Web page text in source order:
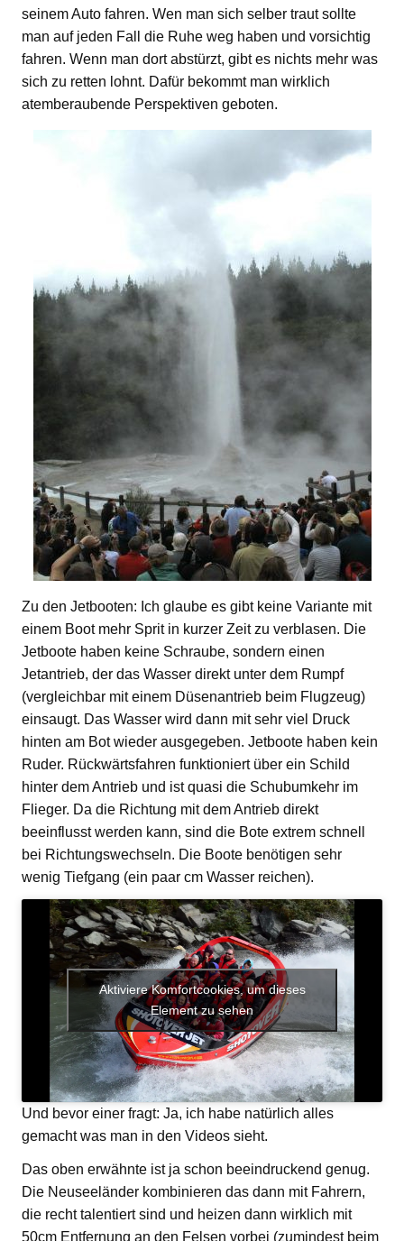
seinem Auto fahren. Wen man sich selber traut sollte
man auf jeden Fall die Ruhe weg haben und vorsichtig
fahren. Wenn man dort abstürzt, gibt es nichts mehr was
sich zu retten lohnt. Dafür bekommt man wirklich
atemberaubende Perspektiven geboten.
Zu den Jetbooten: Ich glaube es gibt keine Variante mit
einem Boot mehr Sprit in kurzer Zeit zu verblasen. Die
Jetboote haben keine Schraube, sondern einen
Jetantrieb, der das Wasser direkt unter dem Rumpf
(vergleichbar mit einem Düsenantrieb beim Flugzeug)
einsaugt. Das Wasser wird dann mit sehr viel Druck
hinten am Bot wieder ausgegeben. Jetboote haben kein
Ruder. Rückwärtsfahren funktioniert über ein Schild
hinter dem Antrieb und ist quasi die Schubumkehr im
Flieger. Da die Richtung mit dem Antrieb direkt
beeinflusst werden kann, sind die Bote extrem schnell
bei Richtungswechseln. Die Boote benötigen sehr
wenig Tiefgang (ein paar cm Wasser reichen).
Aktiviere Komfortcookies, um dieses
Element zu sehen
Und bevor einer fragt: Ja, ich habe natürlich alles
gemacht was man in den Videos sieht.
Das oben erwähnte ist ja schon beeindruckend genug.
Die Neuseeländer kombinieren das dann mit Fahrern,
die recht talentiert sind und heizen dann wirklich mit
50cm Entfernung an den Felsen vorbei (zumindest beim